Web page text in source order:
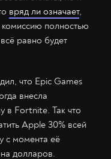
вряд ли означает,
комиссию полностью
равно будет
что Epic Games
внесла
в Fortnite. Так что
Apple 30% всей
с момента её
долларов.